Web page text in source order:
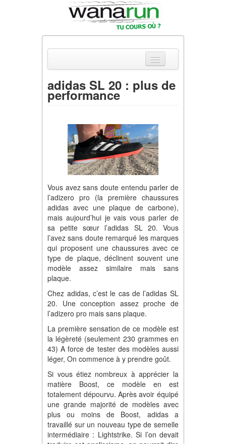
Actualités
Parcours & Courses
Outils & Réseaux
adidas SL 20 : plus de
performance
Vous avez sans doute entendu parler de
l’adizero pro (la première chaussures
adidas avec une plaque de carbone),
mais aujourd’hui je vais vous parler de
sa petite sœur l’adidas SL 20. Vous
l’avez sans doute remarqué les marques
qui proposent une chaussures avec ce
type de plaque, déclinent souvent une
modèle assez similaire mais sans
plaque.
Chez adidas, c’est le cas de l’adidas SL
20. Une conception assez proche de
l’adizero pro mais sans plaque.
La première sensation de ce modèle est
la légèreté (seulement 230 grammes en
43) A force de tester des modèles aussi
léger, On commence à y prendre goût.
Si vous étiez nombreux à apprécier la
matière Boost, ce modèle en est
totalement dépourvu. Après avoir équipé
une grande majorité de modèles avec
plus ou moins de Boost, adidas a
travaillé sur un nouveau type de semelle
intermédiaire : Lightstrike. Si l’on devait